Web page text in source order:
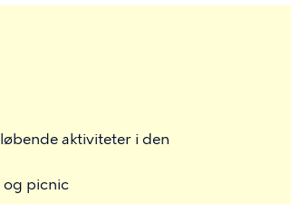
aktiviteter i den
og picnic